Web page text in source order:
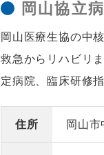
岡山協立
岡山医療生協の中
救急からリハビリ
定病院、臨床研修
住所 岡山